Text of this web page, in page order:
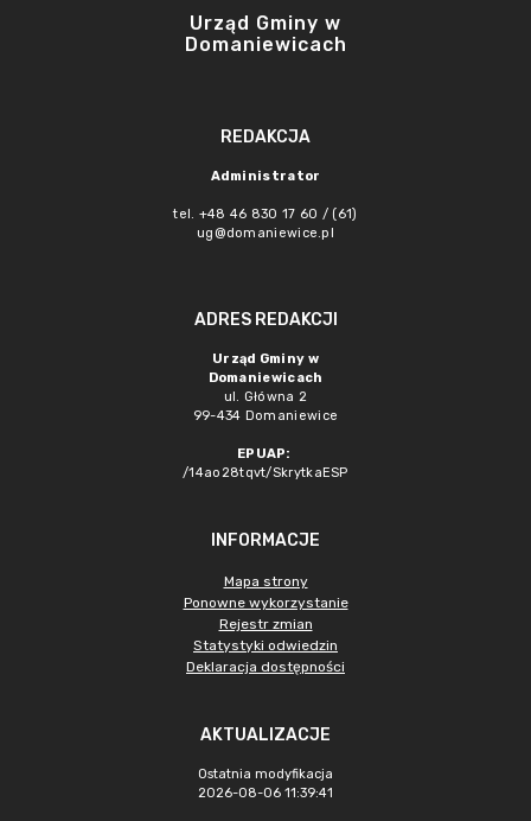
Urząd Gminy w
Domaniewicach
REDAKCJA
Administrator
tel. +48 46 830 17 60 / (61)
ug@domaniewice.pl
ADRES REDAKCJI
Urząd Gminy w
Domaniewicach
ul. Główna 2
99-434 Domaniewice
EPUAP:
/14ao28tqvt/SkrytkaESP
INFORMACJE
Mapa strony
Ponowne wykorzystanie
Rejestr zmian
Statystyki odwiedzin
Deklaracja dostępności
AKTUALIZACJE
Ostatnia modyfikacja
2026-08-06 11:39:41